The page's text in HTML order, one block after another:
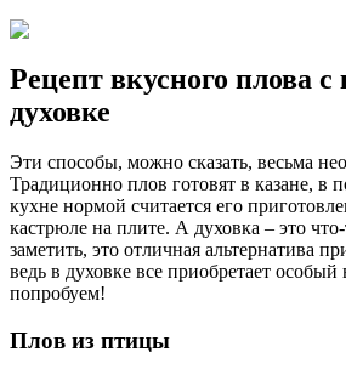
Рецепт вкусного плова
духовке
Эти способы, можно сказать, весьма
Традиционно плов готовят в казане, в
кухне нормой считается его
кастрюле на плите. А духовка – это
заметить, это отличная альтернатива
ведь в духовке все приобретает
попробуем!
Плов из птицы